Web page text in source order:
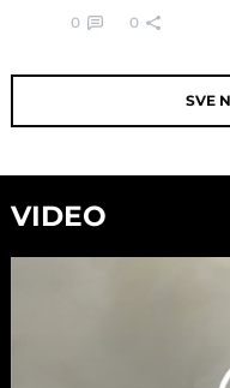
0 0
SVE
VIDEO